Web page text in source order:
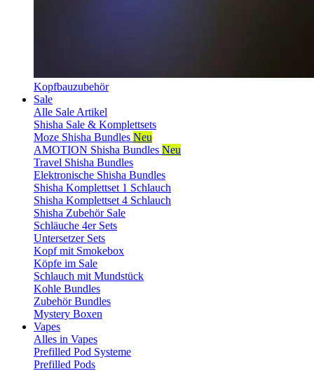
Kopfbauzubehör
Sale
Alle Sale Artikel
Shisha Sale & Komplettsets
Moze Shisha Bundles Neu
AMOTION Shisha Bundles Neu
Travel Shisha Bundles
Elektronische Shisha Bundles
Shisha Komplettset 1 Schlauch
Shisha Komplettset 4 Schlauch
Shisha Zubehör Sale
Schläuche 4er Sets
Untersetzer Sets
Kopf mit Smokebox
Köpfe im Sale
Schlauch mit Mundstück
Kohle Bundles
Zubehör Bundles
Mystery Boxen
Vapes
Alles in Vapes
Prefilled Pod Systeme
Prefilled Pods